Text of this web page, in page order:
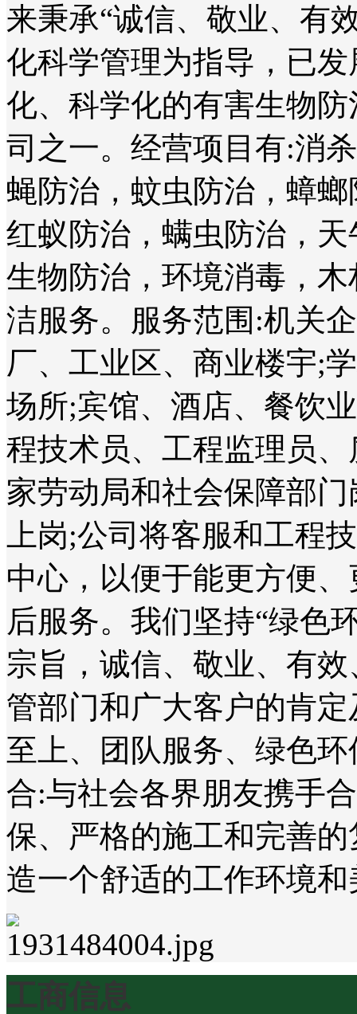
来秉承“诚信、敬业、有
化科学管理为指导，已
化、科学化的有害生物
司之一。经营项目有:消
蝇防治，蚊虫防治，蟑
红蚁防治，螨虫防治，
生物防治，环境消毒，
洁服务。服务范围:机关
厂、工业区、商业楼宇;
场所;宾馆、酒店、餐饮
程技术员、工程监理员
家劳动局和社会保障部
上岗;公司将客服和工程
中心，以便于能更方便
后服务。我们坚持“绿色
宗旨，诚信、敬业、有
管部门和广大客户的肯
至上、团队服务、绿色
合:与社会各界朋友携手
保、严格的施工和完善
造一个舒适的工作环境
工商信息